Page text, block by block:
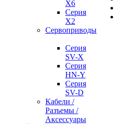
X6
Серия
X2
Сервоприводы
Серия
SV-X
Серия
HN-Y
Серия
SV-D
Кабели /
Разъемы /
Аксессуары